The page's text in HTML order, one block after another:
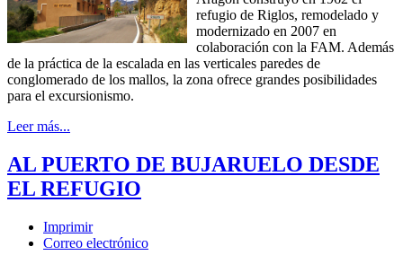
refugio de Riglos, remodelado y
modernizado en 2007 en
colaboración con la FAM. Además
de la práctica de la escalada en las verticales paredes de
conglomerado de los mallos, la zona ofrece grandes posibilidades
para el excursionismo.
Leer más...
AL PUERTO DE BUJARUELO DESDE
EL REFUGIO
Imprimir
Correo electrónico